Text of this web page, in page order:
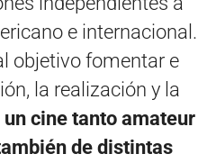
e internacional.
objetivo fomentar e
la realización y la
un cine tanto amateur
de distintas